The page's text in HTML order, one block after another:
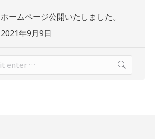
ホームページ公開いたしました。
2021年9月9日